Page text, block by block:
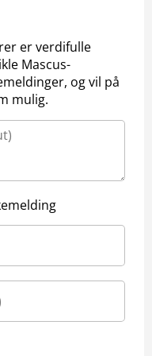
er verdifulle
Mascus-
og vil på
mulig.